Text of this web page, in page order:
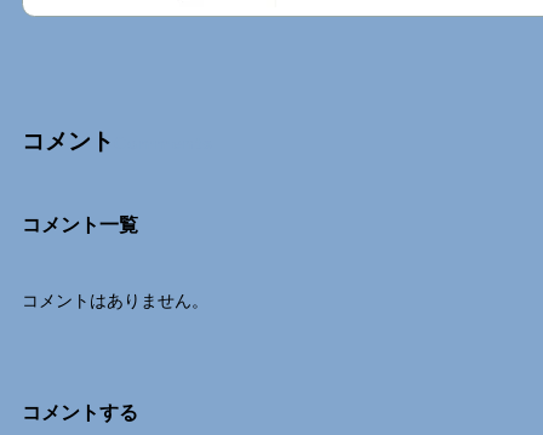
コメント
コメント一覧
コメントはありません。
コメントする